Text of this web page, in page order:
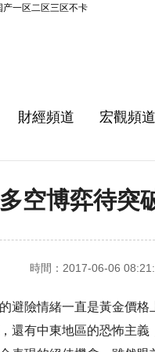
一区二区三区不卡
財經頻道 宏觀頻道
空博弈待突
時間：2017-06-06
險情緒一直是黃金價格
還有中東地區的恐怖主